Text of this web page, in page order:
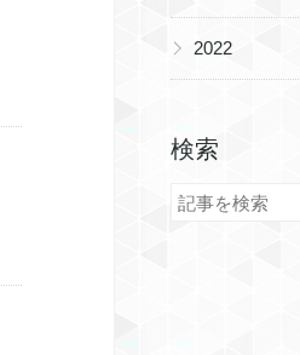
▶ 2022
検索